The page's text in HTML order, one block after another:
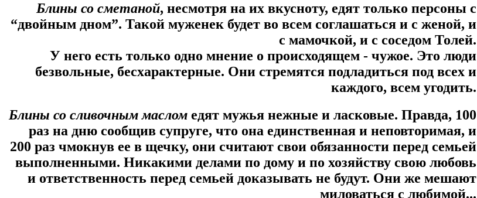
Блины со сметаной, несмотря на их вкусноту, едят только персоны с
“двойным дном”. Такой муженек будет во всем соглашаться и с женой, и
с мамочкой, и с соседом Толей.
У него есть только одно мнение о происходящем - чужое. Это люди
безвольные, бесхарактерные. Они стремятся подладиться под всех и
каждого, всем угодить.
Блины со сливочным маслом едят мужья нежные и ласковые. Правда, 100
раз на дню сообщив супруге, что она единственная и неповторимая, и
200 раз чмокнув ее в щечку, они считают свои обязанности перед семьей
выполненными. Никакими делами по дому и по хозяйству свою любовь
и ответственность перед семьей доказывать не будут. Они же мешают
миловаться с любимой...